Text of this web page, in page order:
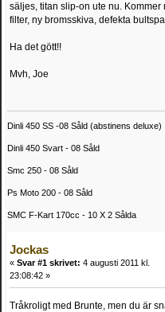
säljes, titan slip-on ute nu.
filter, ny bromsskiva, defekta
Ha det gött!!
Mvh, Joe
Dinli 450 SS -08 Såld (abstinens deluxe)
Dinli 450 Svart - 08 Såld
Smc 250 - 08 Såld
Ps Moto 200 - 08 Såld
SMC F-Kart 170cc - 10 X 2 Sålda
Jockas
« Svar #1 skrivet: 4 augusti 2011 kl.
23:08:42 »
Tråkroligt med Brunte, men du är